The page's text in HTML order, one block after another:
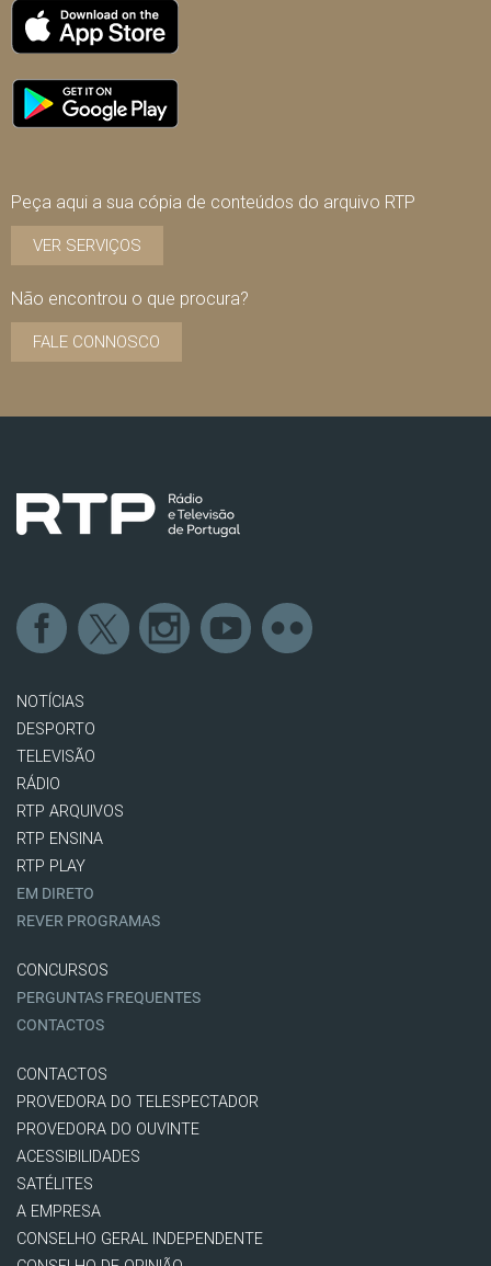
Peça aqui a sua cópia de conteúdos do arquivo RTP
VER SERVIÇOS
Não encontrou o que procura?
FALE CONNOSCO
NOTÍCIAS
DESPORTO
TELEVISÃO
RÁDIO
RTP ARQUIVOS
RTP ENSINA
RTP PLAY
EM DIRETO
REVER PROGRAMAS
CONCURSOS
PERGUNTAS FREQUENTES
CONTACTOS
CONTACTOS
PROVEDORA DO TELESPECTADOR
PROVEDORA DO OUVINTE
ACESSIBILIDADES
SATÉLITES
A EMPRESA
CONSELHO GERAL INDEPENDENTE